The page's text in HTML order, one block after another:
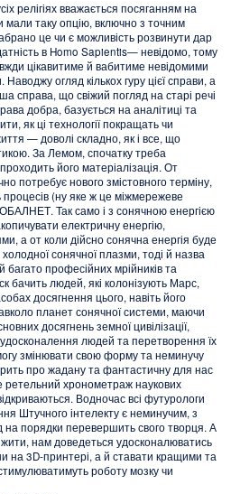
релігіях вважається посяганням на
мали таку опцію, включно з точним
це чи є можливість розвинути дар
в Homo Sapientis— невідомо, тому
цікавитиме й вабитиме невідомими
огляд кількох гуру цієї справи, а
справа, що свіжий погляд на старі речі
добра, базується на аналітиці та
як ці технології покращать чи
— доволі складно, як і все, що
За Лемом, спочатку треба
його матеріалізація. От
потребує нового змістовного терміну,
процесів (ну яке ж це міжмережеве
Так само і з сонячною енергією
електричну енергію,
а от коли дійсно сонячна енергія буде
холодної сонячної плазми, тоді й назва
професійних мрійників та
бачить людей, які колонізують Марс,
досягнення цього, навіть його
планет сонячної системи, маючи
досягнень земної цивілізації,
людей та перетворення їх
змінювати свою форму та неминучу
про жадану та фантастичну для нас
ретельний хронометраж наукових
Водночас всі футурологи
Штучного інтелекту є неминучим, з
на порядки перевершить свого творця. А
нам доведеться удосконалюватись
на 3D-принтері, а й ставати кращими та
роботу мозку чи